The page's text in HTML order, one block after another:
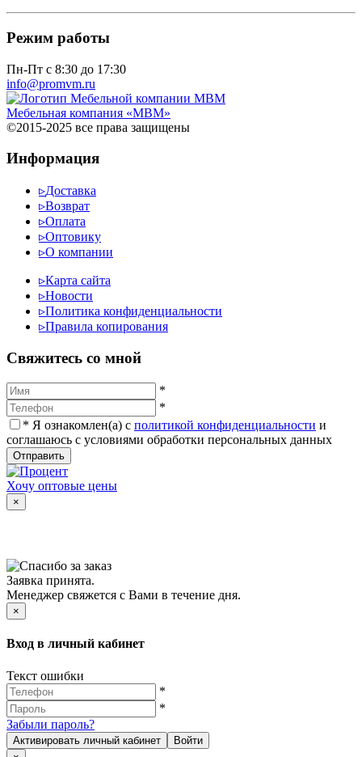
Режим работы
Пн-Пт с 8:30 до 17:30
info@promvm.ru
Мебельная компания «МВМ»
©2015-2025 все права защищены
Информация
▹Доставка
▹Возврат
▹Оплата
▹Оптовику
▹О компании
▹Карта сайта
▹Новости
▹Политика конфиденциальности
▹Правила копирования
Cвяжитесь со мной
*
*
* Я ознакомлен(а) с политикой конфиденциальности и
соглашаюсь с условиями обработки персональных данных
Отправить
Хочу оптовые цены
×
Заявка принята.
Менеджер свяжется с Вами в течение дня.
×
Вход в личный кабинет
Текст ошибки
*
*
Забыли пароль?
Активировать личный кабинет
Войти